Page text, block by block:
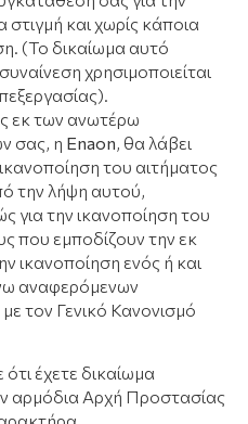
και χωρίς κάποια
(Το δικαίωμα αυτό
χρησιμοποιείται
εκ των ανωτέρω
σας, η Enaon , θα λάβει
του αιτήματος
την λήψη αυτού,
για την ικανοποίηση του
που εμποδίζουν την εκ
ικανοποίηση ενός ή και
αναφερόμενων
τον Γενικό Κανονισμό
έχετε δικαίωμα
αρμόδια Αρχή Προστασίας